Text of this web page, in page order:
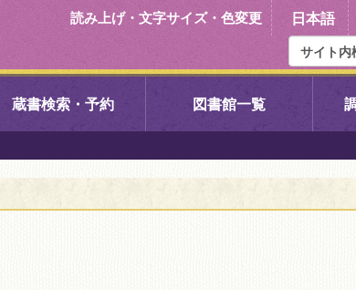
読み上げ・文字サイズ・色変更 日本語
蔵書検索・予約 図書館一覧
右京中央図書館 伏見中央図書館
左京図書館 岩倉図書館